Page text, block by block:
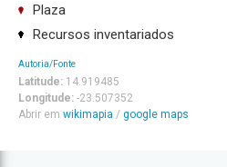
Plaza
Recursos inventariados
Autoria/Fonte
Latitude: 14.919485
Longitude: -23.507352
Abrir em wikimapia / google maps